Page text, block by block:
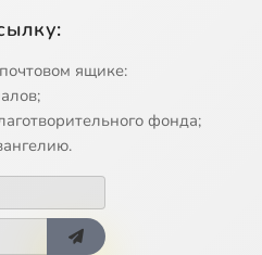
ящике:
фонда;